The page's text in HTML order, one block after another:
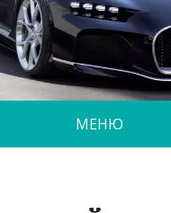
МЕНЮ